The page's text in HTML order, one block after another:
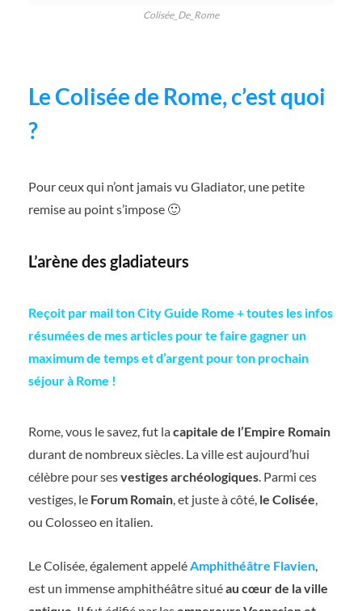
Colisée_De_Rome
Le Colisée de Rome, c’est quoi
?
Pour ceux qui n’ont jamais vu Gladiator, une petite
remise au point s’impose 🙂
L’arène des gladiateurs
Reçoit par mail ton City Guide Rome + toutes les infos
résumées de mes articles pour te faire gagner un
maximum de temps et d’argent pour ton prochain
séjour à Rome !
Rome, vous le savez, fut lacapitale de l’Empire Romain
durant de nombreux siècles. La ville est aujourd’hui
célèbre pour sesvestiges archéologiques. Parmi ces
vestiges, le Forum Romain, et juste à côté, le Colisée,
ou Colosseo en italien.
Le Colisée, également appeléAmphithéâtre Flavien,
est un immense amphithéâtre situéau cœur de la ville